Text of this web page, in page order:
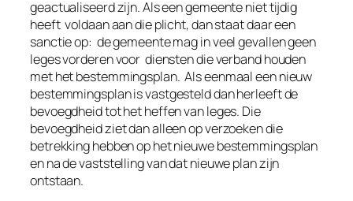
geactualiseerd zijn. Als een gemeente niet tijdig
heeft voldaan aan die plicht, dan staat daar een
sanctie op: de gemeente mag in veel gevallen geen
leges vorderen voor diensten die verband houden
met het bestemmingsplan. Als eenmaal een nieuw
bestemmingsplan is vastgesteld dan herleeft de
bevoegdheid tot het heffen van leges. Die
bevoegdheid ziet dan alleen op verzoeken die
betrekking hebben op het nieuwe bestemmingsplan
en na de vaststelling van dat nieuwe plan zijn
ontstaan.